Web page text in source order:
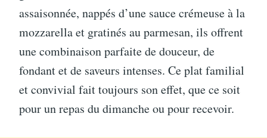
assaisonnée, nappés d’une sauce crémeuse à la
mozzarella et gratinés au parmesan, ils offrent
une combinaison parfaite de douceur, de
fondant et de saveurs intenses. Ce plat familial
et convivial fait toujours son effet, que ce soit
pour un repas du dimanche ou pour recevoir.